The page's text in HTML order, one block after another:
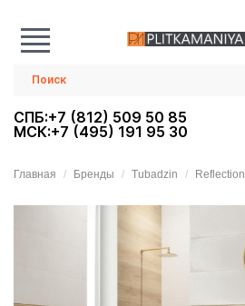
СПБ:+7 (812) 509 50 85
МСК:+7 (495) 191 95 30
Главная Бренды Tubadzin Reflection